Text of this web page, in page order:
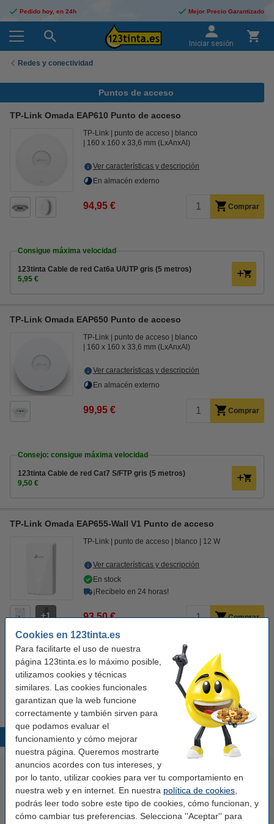
Cookies en 123tinta.es
Para facilitarte el uso de nuestra
página 123tinta.es lo máximo posible,
utilizamos cookies y técnicas
similares. Las cookies funcionales
garantizan que la web funcione
correctamente y también sirven para
que podamos evaluar el
funcionamiento y cómo mejorar
nuestra página. Queremos mostrarte
anuncios acordes con tus intereses, y
por lo tanto, utilizar cookies para ver tu comportamiento en
nuestra web y en internet. En nuestra política de cookies
podrás leer todo sobre este tipo de cookies, cómo funcionan, y
cómo cambiar tus preferencias. Selecciona ''Aceptar'' para
Pedido hoy, en 24h Mejor Precio Garantizado
Iniciar sesión
Redes y conectividad
Puntos de acceso
TP-Link Omada EAP610 Punto de acceso
TP-Link punto de acceso
blanco
160 x 160 x 33,6 mm (LxAnxAl)
Ver características y descripción
En almacén externo
94,95 € Comprar
Consigue máxima velocidad
123tinta Cable de red Cat6a U/UTP gris (5 metros)
5,95 €
TP-Link Omada EAP650 Punto de acceso
TP-Link punto de acceso
blanco
160 x 160 x 33,6 mm (LxAnxAl)
Ver características y descripción
En almacén externo
99,95 € Comprar
Consejo: consigue máxima velocidad
123tinta Cable de red Cat7 S/FTP gris (5 metros)
9,50 €
TP-Link Omada EAP655-Wall V1 Punto de acceso
1
TP-Link punto de acceso blanco 12 W
Ver características y descripción
En stock
¡Recíbelo en 24 horas!
93,50 € Comprar
Cosigue máxima velocidad
123tinta Cable de red Cat7 S/FTP gris (5 metros)
9,50 €
Productos destacados